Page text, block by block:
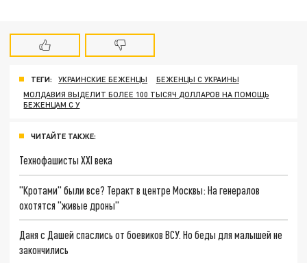
ТЕГИ: УКРАИНСКИЕ БЕЖЕНЦЫ
БЕЖЕНЦЫ С УКРАИНЫ
МОЛДАВИЯ ВЫДЕЛИТ БОЛЕЕ 100 ТЫСЯЧ ДОЛЛАРОВ НА ПОМОЩЬ
БЕЖЕНЦАМ С У
ЧИТАЙТЕ ТАКЖЕ:
Технофашисты XXI века
"Кротами" были все? Теракт в центре Москвы: На генералов
охотятся "живые дроны"
Даня с Дашей спаслись от боевиков ВСУ. Но беды для малышей не
закончились